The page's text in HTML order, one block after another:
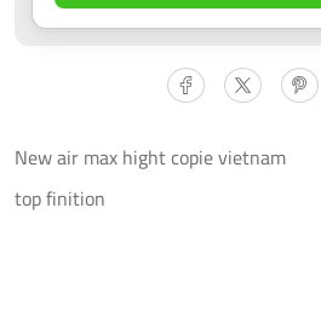
New air max hight copie vietnam
top finition